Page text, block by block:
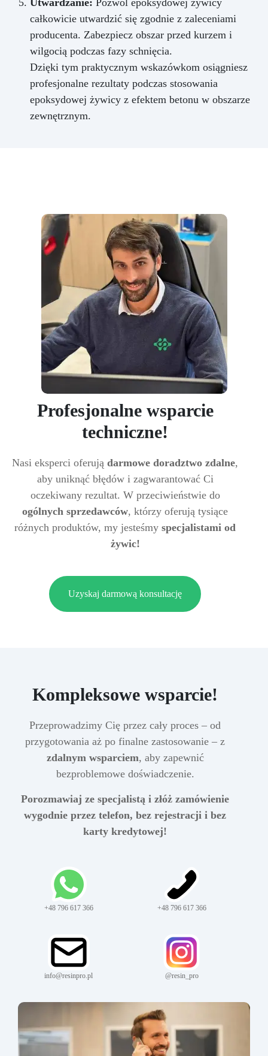
całkowicie utwardzić się zgodnie z zaleceniami
producenta. Zabezpiecz obszar przed kurzem i
wilgocią podczas fazy schnięcia.
Dzięki tym praktycznym wskazówkom osiągniesz
profesjonalne rezultaty podczas stosowania
epoksydowej żywicy z efektem betonu w obszarze
zewnętrznym.
Profesjonalne wsparcie
techniczne!
Nasi eksperci oferują darmowe doradztwo zdalne,
aby uniknąć błędów i zagwarantować Ci
oczekiwany rezultat. W przeciwieństwie do
ogólnych sprzedawców, którzy oferują tysiące
różnych produktów, my jesteśmy specjalistami od
żywic!
Uzyskaj darmową konsultację
Kompleksowe wsparcie!
Przeprowadzimy Cię przez cały proces – od
przygotowania aż po finalne zastosowanie – z
zdalnym wsparciem, aby zapewnić
bezproblemowe doświadczenie.
Porozmawiaj ze specjalistą i złóż zamówienie
wygodnie przez telefon, bez rejestracji i bez
karty kredytowej!
+48 796 617 366 +48 796 617 366
info@resinpro.pl @resin_pro